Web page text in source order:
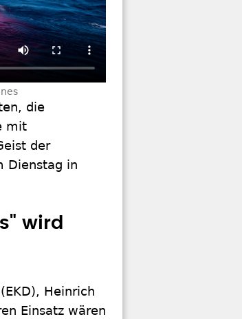
die
mit
der
Dienstag in
wird
Heinrich
Einsatz wären